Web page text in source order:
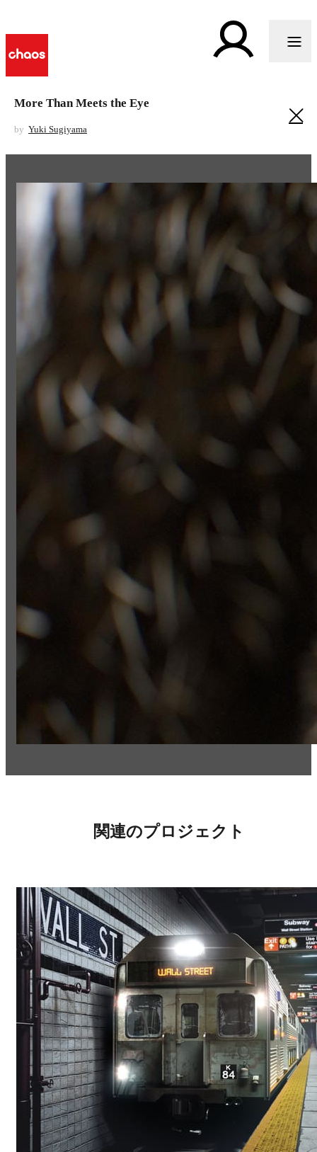
More Than Meets the Eye
by Yuki Sugiyama
関連のプロジェクト